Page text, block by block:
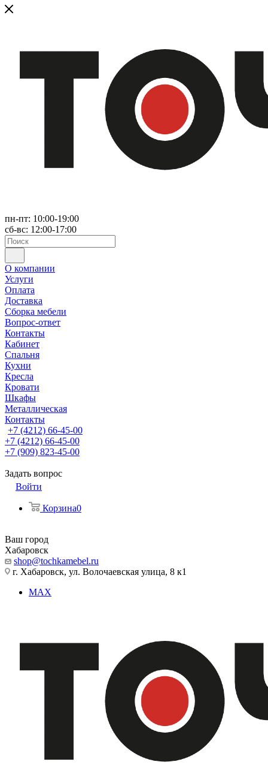
пн-пт: 10:00-19:00
сб-вс: 12:00-17:00
О компании
Услуги
Оплата
Доставка
Сборка мебели
Вопрос-ответ
Контакты
Кабинет
Спальня
Кухни
Кресла
Кровати
Шкафы
Металлическая
Контакты
+7 (4212) 66-45-00
+7 (4212) 66-45-00
+7 (909) 823-45-00
Задать вопрос
Войти
Корзина0
Ваш город
Хабаровск
shop@tochkamebel.ru
г. Хабаровск, ул. Волочаевская улица, 8 к1
MAX